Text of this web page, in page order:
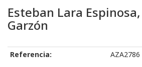
Esteban Lara
Garzón
Referencia: AZA2786